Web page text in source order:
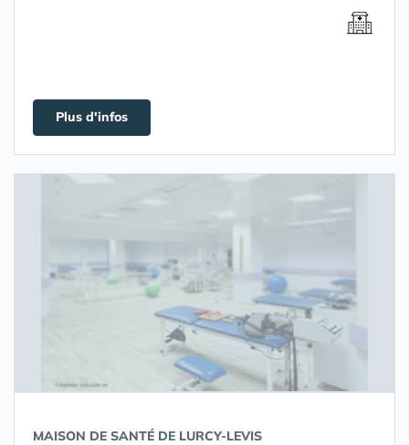
Plus d'infos
MAISON DE SANTÉ DE LURCY-LEVIS